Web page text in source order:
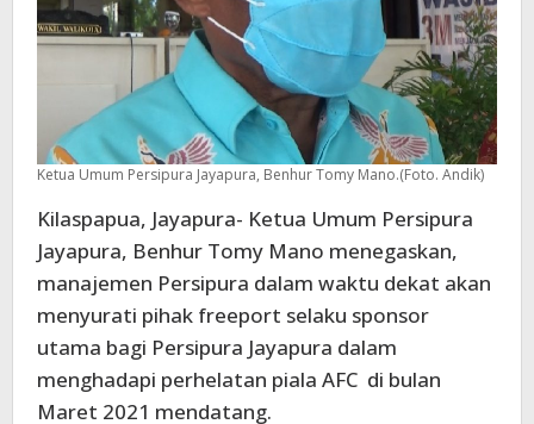
Ketua Umum Persipura Jayapura, Benhur Tomy Mano.(Foto. Andik)
Kilaspapua, Jayapura- Ketua Umum Persipura
Jayapura, Benhur Tomy Mano menegaskan,
manajemen Persipura dalam waktu dekat akan
menyurati pihak freeport selaku sponsor
utama bagi Persipura Jayapura dalam
menghadapi perhelatan piala AFC di bulan
Maret 2021 mendatang.